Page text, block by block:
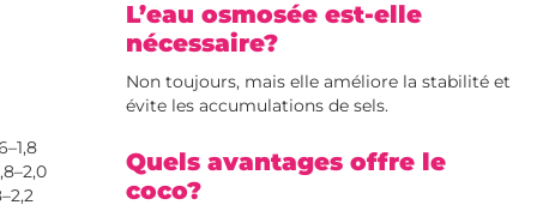
L’eau osmosée est-elle
nécessaire?
Non toujours, mais elle améliore la stabilité et
évite les accumulations de sels.
Quels avantages offre le
coco?